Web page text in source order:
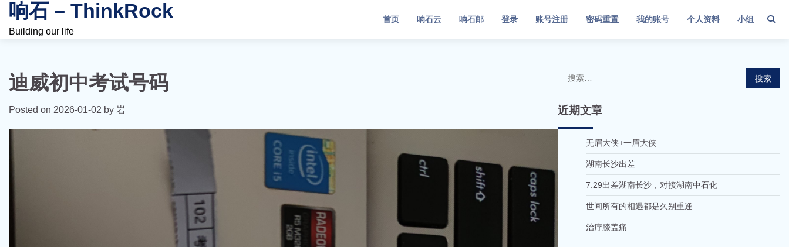
Skip
content
响石 – ThinkRock
Building our life
首页 响石云 响石邮 登录 账号注册 密码重置 我的账号 个人资料 小组
迪威初中考试号码
Posted on 2026-01-02 by 岩
索：
近期文章
无眉大侠+一眉大侠
湖南长沙出差
7.29出差湖南长沙，对接湖南中石化
世间所有的相遇都是久别重逢
治疗膝盖痛